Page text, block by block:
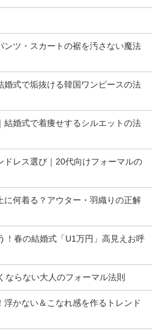
ンツ・スカートの裾を汚さない魔法
式で垢抜ける韓国ワンピースの法
婚式で着痩せするシルエットの法
ドレス選び｜20代向けフォーマルの
に何着る？アウター・羽織りの正解
！春の結婚式「U1万円」高見えお呼
らない大人のフォーマル法則
かない＆こなれ感を作るトレンド